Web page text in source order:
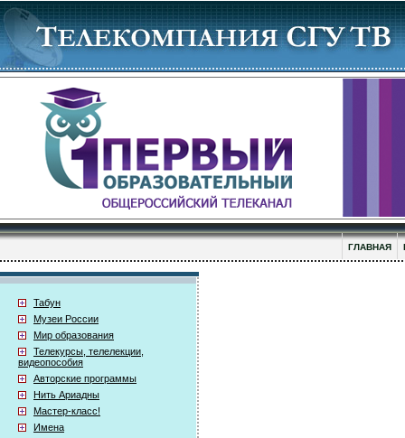
ГЛАВНАЯ
Табун
Музеи России
Мир образования
Телекурсы, телелекции,
видеопособия
Авторские программы
Нить Ариадны
Мастер-класс!
Имена